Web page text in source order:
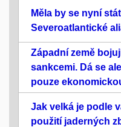
Měla by se nyní
Severoatlantické
Západní země
sankcemi. Dá se
pouze
Jak velká je podle
použití jaderných